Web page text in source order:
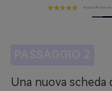
Una nuova scheda